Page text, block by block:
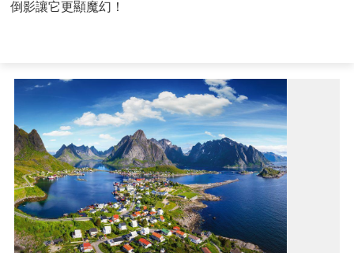
倒影讓它更顯魔幻！